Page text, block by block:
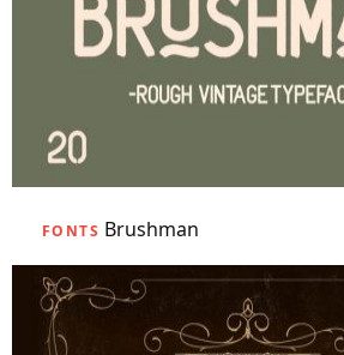
FONTS Brushman